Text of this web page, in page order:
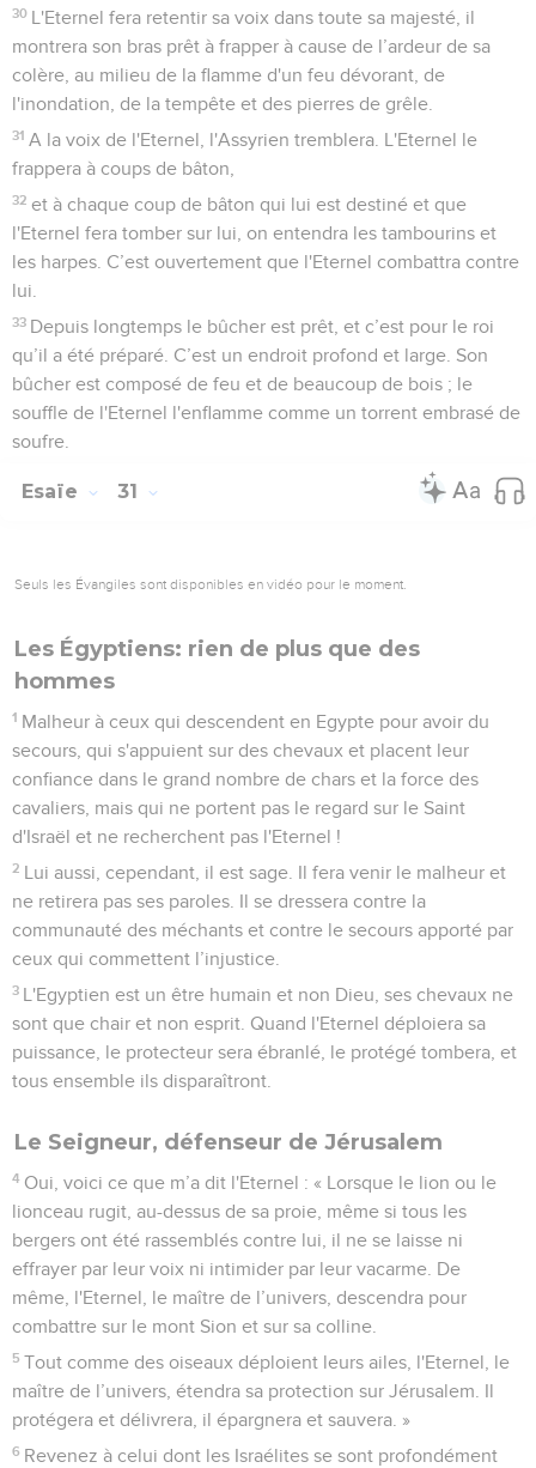
30 L'Eternel fera retentir sa voix dans toute sa majesté, il
montrera son bras prêt à frapper à cause de l’ardeur de sa
colère, au milieu de la flamme d'un feu dévorant, de
l'inondation, de la tempête et des pierres de grêle.
31 A la voix de l'Eternel, l'Assyrien tremblera. L'Eternel le
frappera à coups de bâton,
32 et à chaque coup de bâton qui lui est destiné et que
l'Eternel fera tomber sur lui, on entendra les tambourins et
les harpes. C’est ouvertement que l'Eternel combattra contre
lui.
33 Depuis longtemps le bûcher est prêt, et c’est pour le roi
qu’il a été préparé. C’est un endroit profond et large. Son
bûcher est composé de feu et de beaucoup de bois ; le
souffle de l'Eternel l'enflamme comme un torrent embrasé de
soufre.
Esaïe 31
Seuls les Évangiles sont disponibles en vidéo pour le moment.
Les Égyptiens: rien de plus que des
hommes
1 Malheur à ceux qui descendent en Egypte pour avoir du
secours, qui s'appuient sur des chevaux et placent leur
confiance dans le grand nombre de chars et la force des
cavaliers, mais qui ne portent pas le regard sur le Saint
d'Israël et ne recherchent pas l'Eternel !
2 Lui aussi, cependant, il est sage. Il fera venir le malheur et
ne retirera pas ses paroles. Il se dressera contre la
communauté des méchants et contre le secours apporté par
ceux qui commettent l’injustice.
3 L'Egyptien est un être humain et non Dieu, ses chevaux ne
sont que chair et non esprit. Quand l'Eternel déploiera sa
puissance, le protecteur sera ébranlé, le protégé tombera, et
tous ensemble ils disparaîtront.
Le Seigneur, défenseur de Jérusalem
4 Oui, voici ce que m’a dit l'Eternel : « Lorsque le lion ou le
lionceau rugit, au-dessus de sa proie, même si tous les
bergers ont été rassemblés contre lui, il ne se laisse ni
effrayer par leur voix ni intimider par leur vacarme. De
même, l'Eternel, le maître de l’univers, descendra pour
combattre sur le mont Sion et sur sa colline.
5 Tout comme des oiseaux déploient leurs ailes, l'Eternel, le
maître de l’univers, étendra sa protection sur Jérusalem. Il
protégera et délivrera, il épargnera et sauvera. »
6 Revenez à celui dont les Israélites se sont profondément